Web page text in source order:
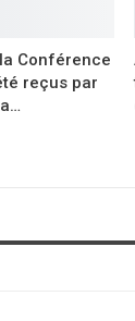
Conférence
reçus par